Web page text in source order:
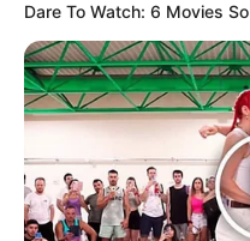
Dare To Watch: 6 Movies